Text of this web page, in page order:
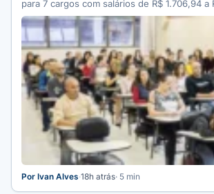
para 7 cargos com salários de R$ 1.706,94 a
Por Ivan Alves·18h atrás· 5 min